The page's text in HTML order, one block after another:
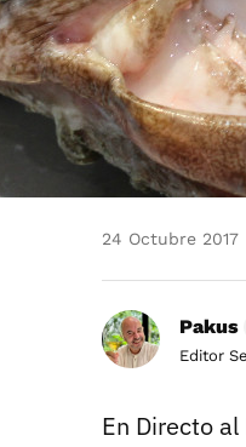
24 Octubre 2017
Pakus
Editor
En Directo